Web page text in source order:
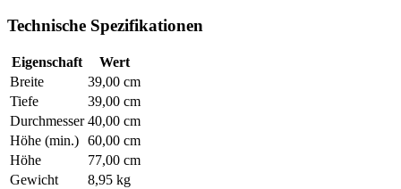
Technische Spezifikationen
Eigenschaft
Wert
Breite
39,00 cm
Tiefe
39,00 cm
Durchmesser 40,00 cm
Höhe (min.) 60,00 cm
Höhe
77,00 cm
Gewicht
8,95 kg